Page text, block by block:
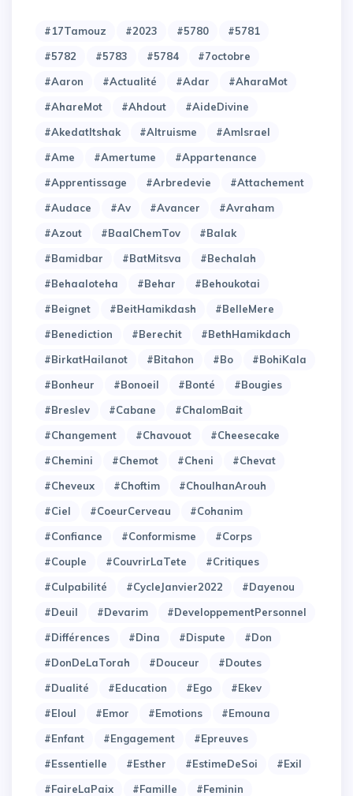
#17Tamouz #2023 #5780
#5781
#5782
#5783 #5784
#7octobre
#Aaron
#Actualité #Adar
#AharaMot
#AhareMot
#Ahdout
#AideDivine
#AkedatItshak
#Altruisme
#AmIsrael
#Ame
#Amertume
#Appartenance
#Apprentissage
#Arbredevie
#Attachement
#Audace
#Av #Avancer
#Avraham
#Azout
#BaalChemTov
#Balak
#Bamidbar
#BatMitsva
#Bechalah
#Behaaloteha
#Behar
#Behoukotai
#Beignet
#BeitHamikdash
#BelleMere
#Benediction
#Berechit
#BethHamikdach
#BirkatHailanot
#Bitahon #Bo
#BohiKala
#Bonheur
#Bonoeil #Bonté
#Bougies
#Breslev
#Cabane
#ChalomBait
#Changement
#Chavouot
#Cheesecake
#Chemini
#Chemot #Cheni
#Chevat
#Cheveux
#Choftim
#ChoulhanArouh
#Ciel
#CoeurCerveau
#Cohanim
#Confiance
#Conformisme
#Corps
#Couple
#CouvrirLaTete
#Critiques
#Culpabilité
#CycleJanvier2022
#Dayenou
#Deuil
#Devarim
#DeveloppementPersonnel
#Différences
#Dina #Dispute
#Don
#DonDeLaTorah
#Douceur
#Doutes
#Dualité
#Education #Ego
#Ekev
#Eloul
#Emor #Emotions
#Emouna
#Enfant
#Engagement
#Epreuves
#Essentielle
#Esther #EstimeDeSoi
#Exil
#FaireLaPaix
#Famille
#Feminin